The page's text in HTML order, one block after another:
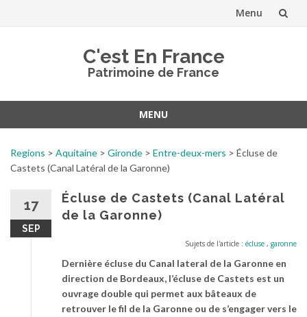
Menu
C'est En France
Patrimoine de France
MENU
contenu
Regions > Aquitaine > Gironde > Entre-deux-mers > Écluse de
Castets (Canal Latéral de la Garonne)
17
SEP
Écluse de Castets (Canal Latéral
de la Garonne)
Sujets de l'article : écluse , garonne
Dernière écluse du Canal lateral de la Garonne en
direction de Bordeaux, l’écluse de Castets est un
ouvrage double qui permet aux bâteaux de
retrouver le fil de la Garonne ou de s’engager vers le